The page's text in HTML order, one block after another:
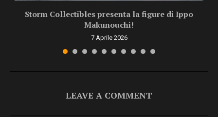
Storm Collectibles presenta la figure di Ippo
Makunouchi!
7 Aprile 2026
LEAVE A COMMENT